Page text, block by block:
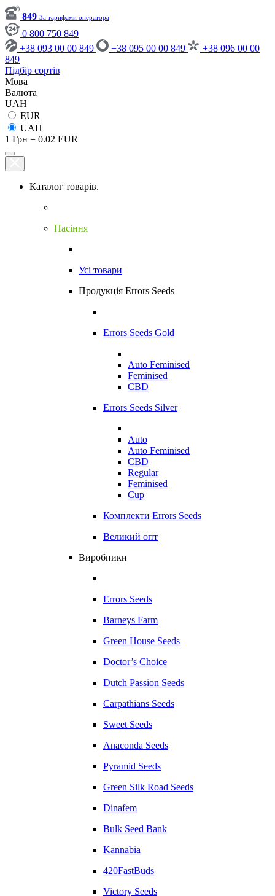
849 За тарифами оператора
0 800 750 849
+38 093 00 00 849
+38 095 00 00 849
+38 096 00 00
849
Підбір сортів
Мова
Валюта
UAH
EUR
UAH
1 Грн = 0.02 EUR
Каталог товарів.
Насіння
Усі товари
Продукція Errors Seeds
Errors Seeds Gold
Auto Feminised
Feminised
CBD
Errors Seeds Silver
Auto
Auto Feminised
CBD
Regular
Feminised
Cup
Комплекти Errors Seeds
Великий опт
Виробники
Errors Seeds
Barneys Farm
Green House Seeds
Doctor’s Choice
Dutch Passion Seeds
Carpathians Seeds
Sweet Seeds
Anaconda Seeds
Pyramid Seeds
Green Silk Road Seeds
Dinafem
Bulk Seed Bank
Kannabia
420FastBuds
Victory Seeds